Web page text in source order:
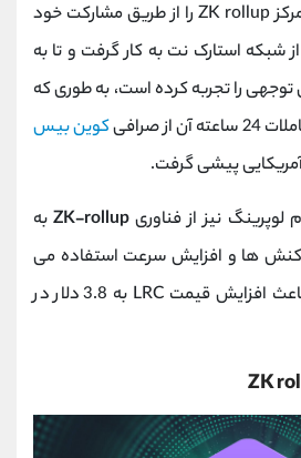
است، این صرافی غیرمتمرکز ZK rollup را از طریق مشارکت خود
شبکه استارک نت به کار گرفت و تا به
را تجربه کرده است، به طوری که
صرافی
کوین بیس
پیشی گرفت.
لوپرینگ نیز از فناوری ZK-rollupبه
ها و افزایش سرعت استفاده می
کند، همچنین این امر باعث افزایش قیمت LRC به 3.8 دلار در